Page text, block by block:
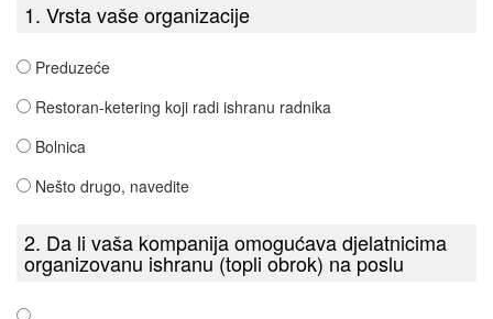
1. Vrsta vaše organizacije
Preduzeće
Restoran-ketering koji radi ishranu radnika
Bolnica
Nešto drugo, navedite
2. Da li vaša kompanija omogućava djelatnicima
organizovanu ishranu (topli obrok) na poslu